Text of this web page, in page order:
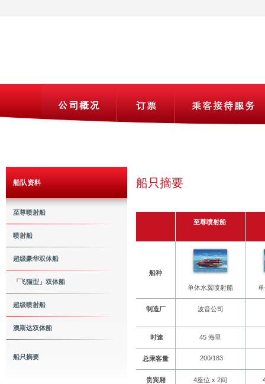
船队资料
至尊喷射船
喷射船
超级豪华双体船
「飞猫型」双体船
超级喷射船
澳斯达双体船
船只摘要
船只摘要
至尊喷射船
船种
单体水翼喷射船
制造厂 波音公司
时速 45 海里
总乘客量 200/183
贵宾厢 4座位 x 2间